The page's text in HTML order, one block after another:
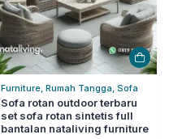
Furniture, Rumah Tangga, Sofa
Sofa rotan outdoor terbaru
set sofa rotan sintetis full
bantalan nataliving furniture